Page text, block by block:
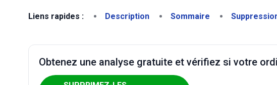
Liens rapides : Description Sommaire
Obtenez une analyse gratuite et vérifiez si votre